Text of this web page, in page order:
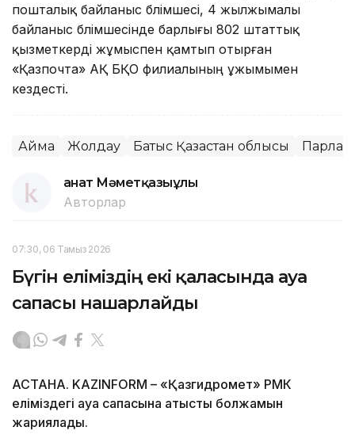
пошталық байланыс бөлімшесі, 4 жылжымалы
байланыс бөлімшесінде барлығы 802 штаттық
қызметкерді жұмыспен қамтып отырған
«Қазпочта» АҚ БҚО филиалының ұжымымен
кездесті.
Аймақ Жолдау Батыс Қазақстан облысы
Қанат Мәметқазыұлы
Авторлар
07:30, 06 Тамыз 2026
Бүгін еліміздің екі қаласында ауа
сапасы нашарлайды
АСТАНА. KAZINFORM – «Қазгидромет» РМК
еліміздегі ауа сапасына қатысты болжамын
жариялады.